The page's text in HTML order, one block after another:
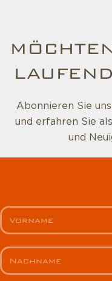
Abonnieren Sie
und erfahren Sie
und